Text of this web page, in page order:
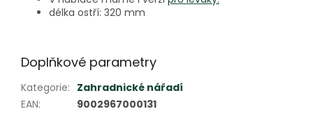
délka ostří: 320 mm
Doplňkové parametry
Kategorie: Zahradnické nářadí
EAN: 9002967000131